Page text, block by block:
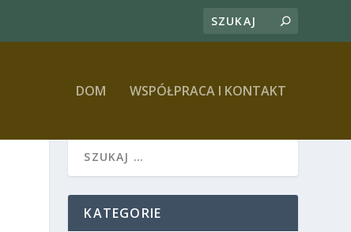
DOM WSPÓŁPRACA I KONTAKT
KATEGORIE